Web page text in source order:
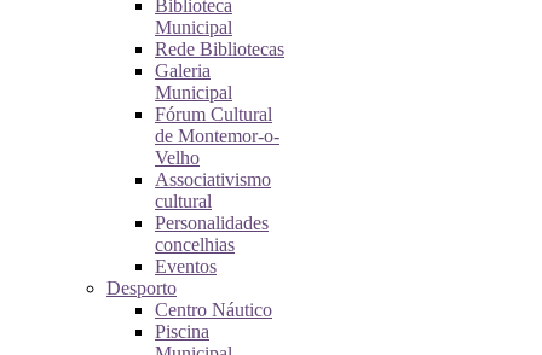
Biblioteca
Municipal
Rede Bibliotecas
Galeria
Municipal
Fórum Cultural
de Montemor-o-
Velho
Associativismo
cultural
Personalidades
concelhias
Eventos
Desporto
Centro Náutico
Piscina